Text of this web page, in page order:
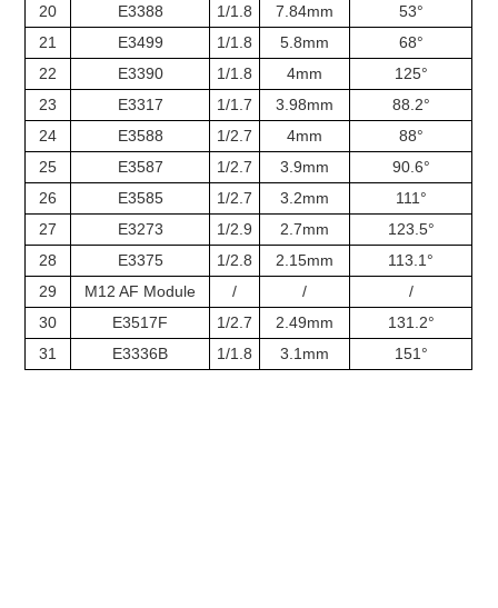
20
E3388 1/1.8 7.84mm
53°
21
E3499 1/1.8 5.8mm
68°
22
E3390 1/1.8 4mm
125°
23
E3317 1/1.7 3.98mm
88.2°
24
E3588 1/2.7 4mm
88°
25
E3587 1/2.7 3.9mm
90.6°
26
E3585 1/2.7 3.2mm
111°
27
E3273 1/2.9 2.7mm
123.5°
28
E3375 1/2.8 2.15mm
113.1°
29
M12 AF Module / /
/
30
E3517F 1/2.7 2.49mm
131.2°
31
E3336B 1/1.8 3.1mm 151°